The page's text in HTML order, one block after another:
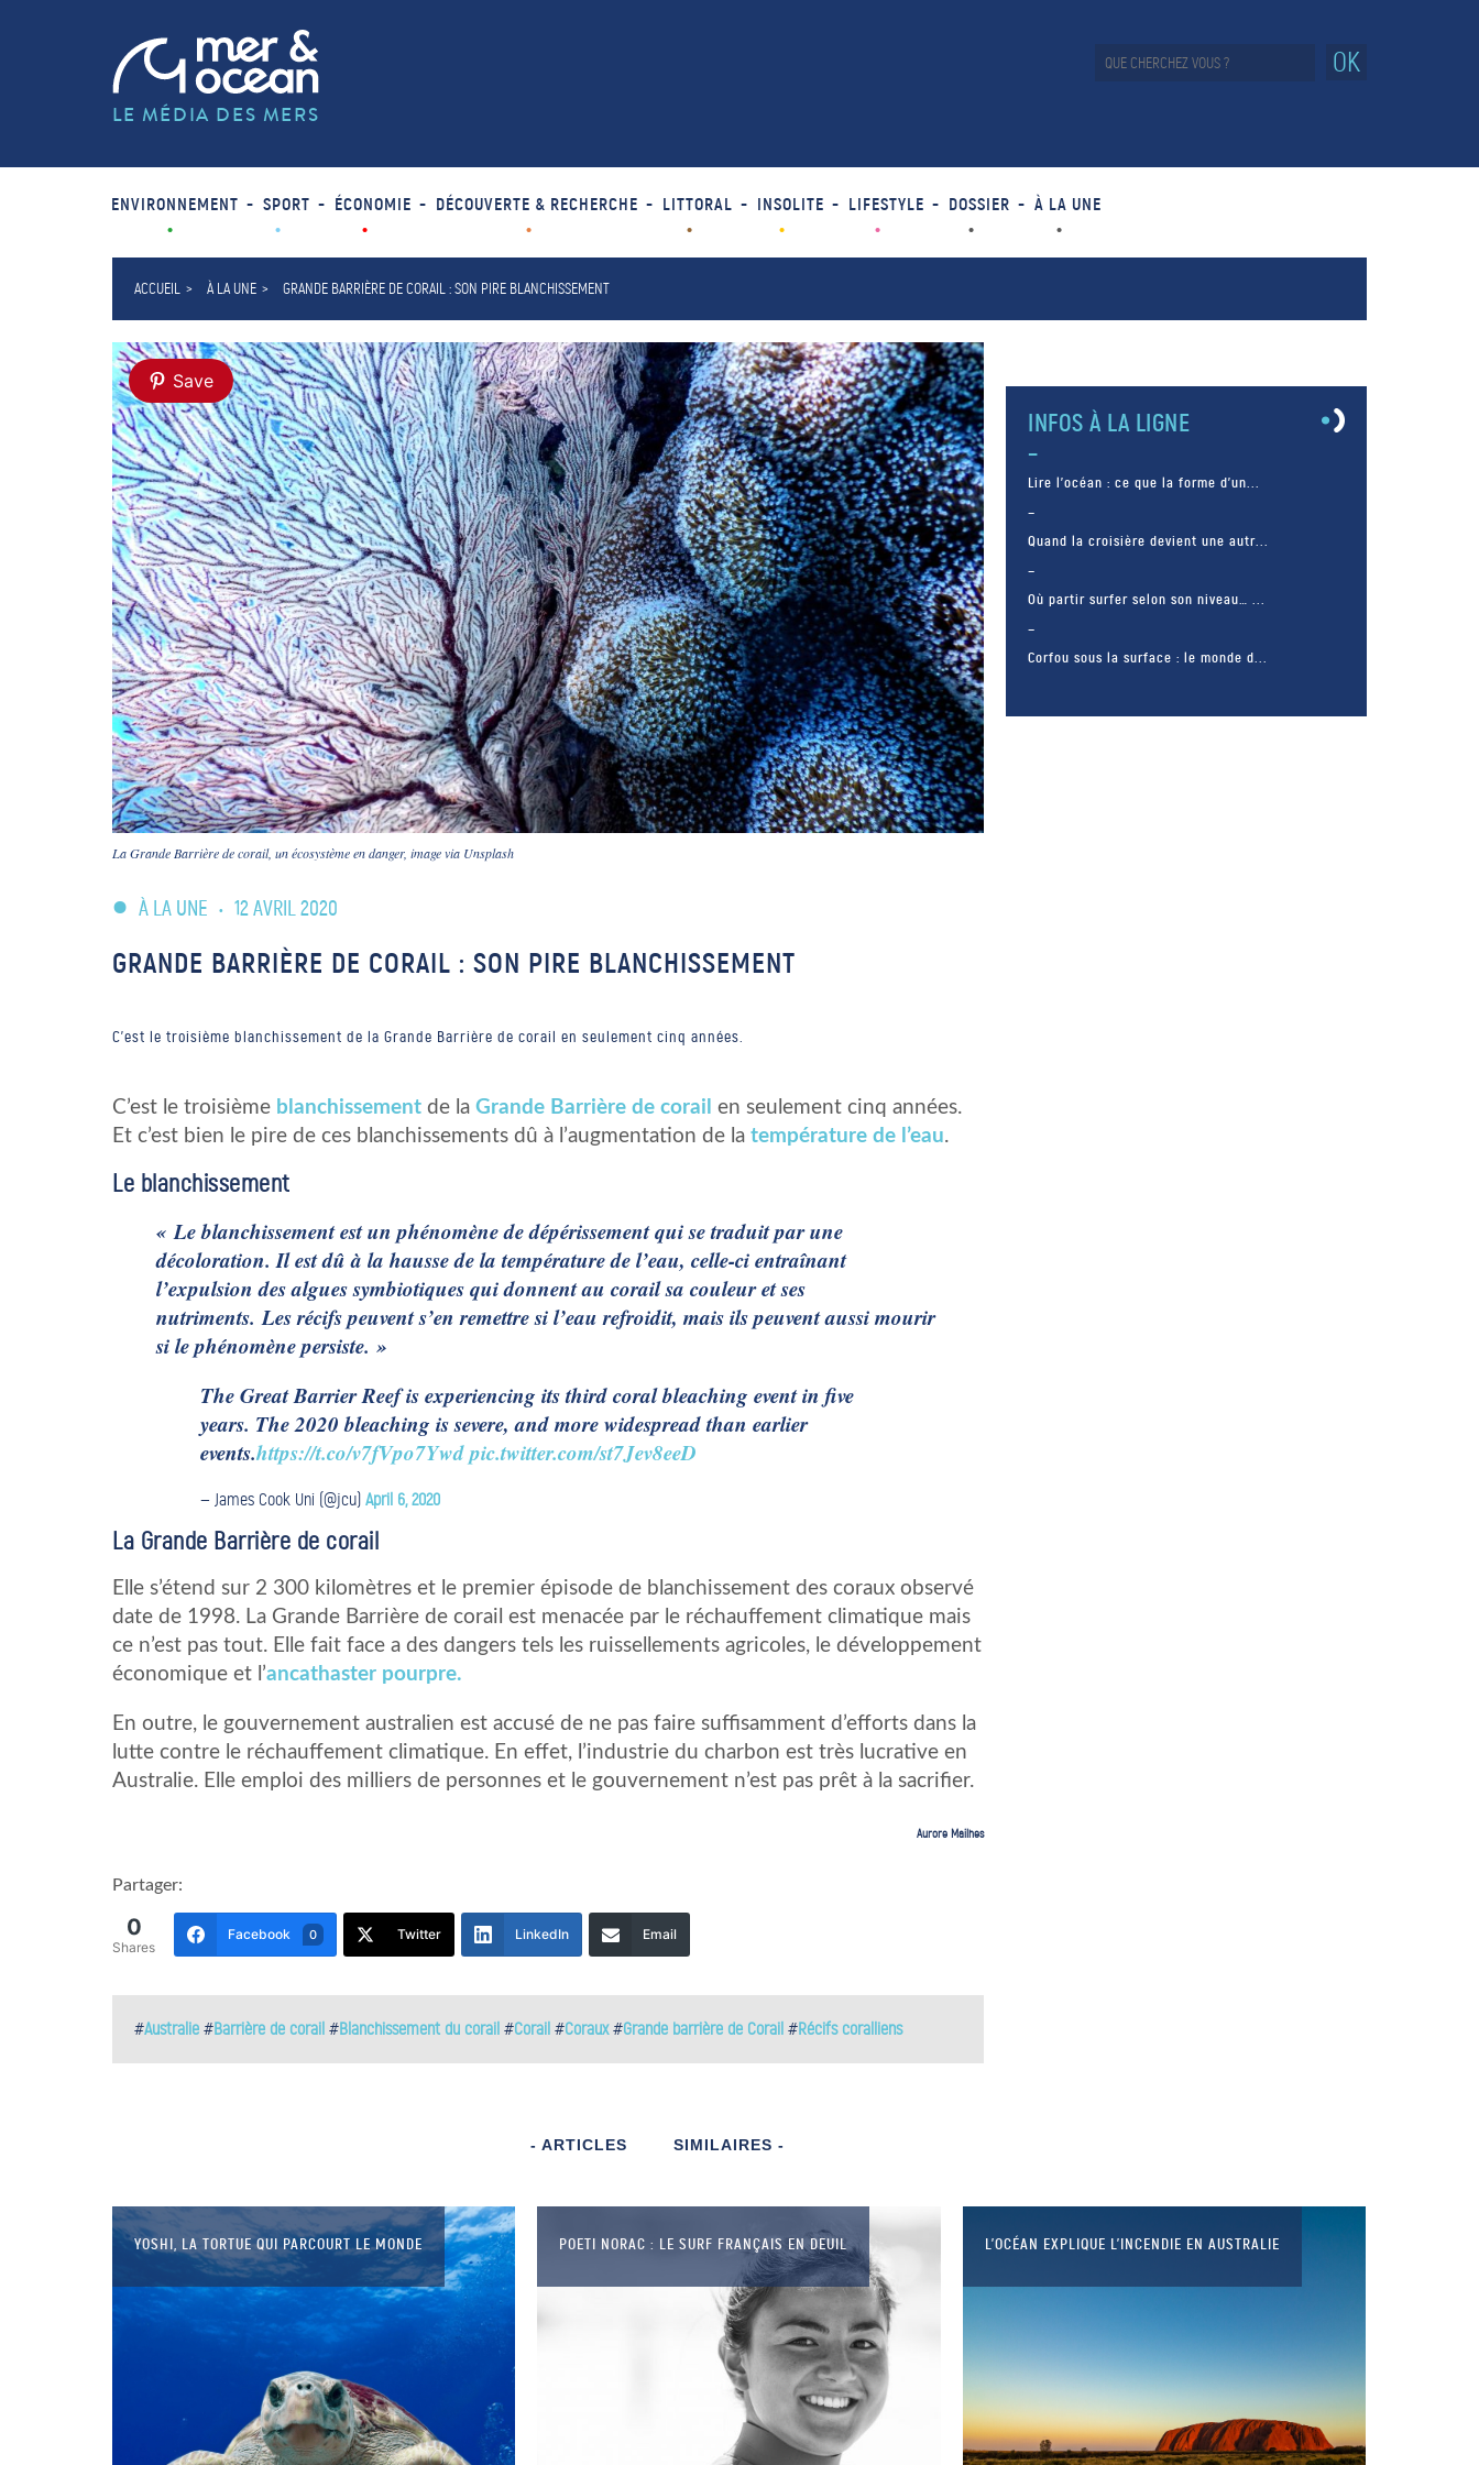
LE MÉDIA DES MERS
OK
ENVIRONNEMENT SPORT ÉCONOMIE DÉCOUVERTE & RECHERCHE LITTORAL INSOLITE LIFESTYLE DOSSIER À LA UNE
ACCUEIL À LA UNE GRANDE BARRIÈRE DE CORAIL : SON PIRE BLANCHISSEMENT
Save
La Grande Barrière de corail, un écosystème en danger, image via Unsplash
À LA UNE • 12 AVRIL 2020
GRANDE BARRIÈRE DE CORAIL : SON PIRE BLANCHISSEMENT
C'est le troisième blanchissement de la Grande Barrière de corail en seulement cinq années.
C’est le troisième blanchissement de la Grande Barrière de corail en seulement cinq années.
Et c’est bien le pire de ces blanchissements dû à l’augmentation de la température de l’eau.
Le blanchissement
« Le blanchissement est un phénomène de dépérissement qui se traduit par une
décoloration. Il est dû à la hausse de la température de l’eau, celle-ci entraînant
l’expulsion des algues symbiotiques qui donnent au corail sa couleur et ses
nutriments. Les récifs peuvent s’en remettre si l’eau refroidit, mais ils peuvent aussi mourir
si le phénomène persiste. »
The Great Barrier Reef is experiencing its third coral bleaching event in five
years. The 2020 bleaching is severe, and more widespread than earlier
events.https://t.co/v7fVpo7Ywdpic.twitter.com/st7Jev8eeD
— James Cook Uni (@jcu) April 6, 2020
La Grande Barrière de corail
Elle s’étend sur 2 300 kilomètres et le premier épisode de blanchissement des coraux observé
date de 1998. La Grande Barrière de corail est menacée par le réchauffement climatique mais
ce n’est pas tout. Elle fait face a des dangers tels les ruissellements agricoles, le développement
économique et l’ancathaster pourpre.
En outre, le gouvernement australien est accusé de ne pas faire suffisamment d’efforts dans la
lutte contre le réchauffement climatique. En effet, l’industrie du charbon est très lucrative en
Australie. Elle emploi des milliers de personnes et le gouvernement n’est pas prêt à la sacrifier.
Aurore Mailhes
Partager:
0
Shares
Facebook 0 Twitter LinkedIn Email
#Australie #Barrière de corail #Blanchissement du corail #Corail #Coraux#Grande barrière de Corail #Récifs coralliens
INFOS À LA LIGNE
Lire l’océan : ce que la forme d’un...
Quand la croisière devient une autr...
Où partir surfer selon son niveau… ...
Corfou sous la surface : le monde d...
- ARTICLES SIMILAIRES -
YOSHI, LA TORTUE QUI PARCOURT LE MONDE POETI NORAC : LE SURF FRANÇAIS EN DEUIL L’OCÉAN EXPLIQUE L’INCENDIE EN AUSTRALIE